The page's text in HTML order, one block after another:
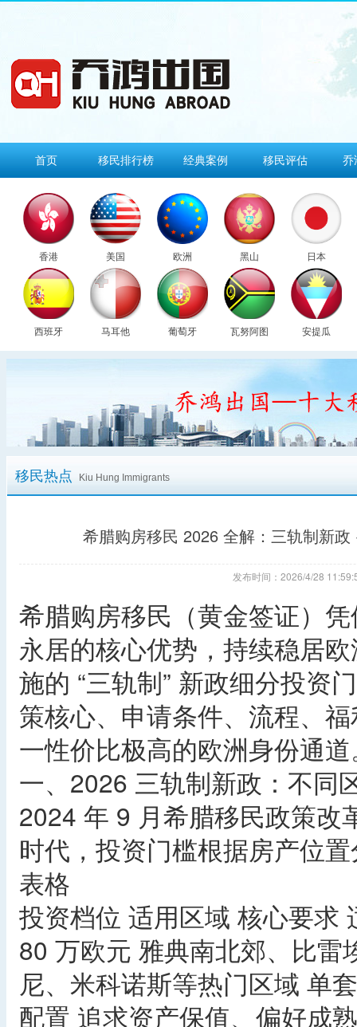
首页 移民排行榜 经典案例 移民评估 乔
香港 美国 欧洲 黑山 日本
西班牙 马耳他 葡萄牙 瓦努阿图 安提瓜
移民热点 Kiu Hung Immigrants
希腊购房移民 2026 全解：三轨制新
发布时间：2026/4/28
希腊购房移民（黄金签证）
永居的核心优势，持续稳居
施的 “三轨制” 新政细分投资
策核心、申请条件、流程、
一性价比极高的欧洲身份通
一、2026 三轨制新政：不同
2024 年 9 月希腊移民政策改
时代，投资门槛根据房产位
表格
投资档位 适用区域 核心要求
80 万欧元 雅典南北郊、比
尼、米科诺斯等热门区域 单
配置 追求资产保值、偏好成